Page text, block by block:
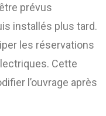
prévus
installés plus tard.
les réservations
Cette
l’ouvrage après